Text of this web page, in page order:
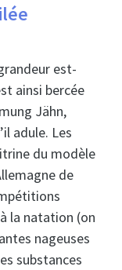
est-
ainsi bercée
Jähn,
adule. Les
du modèle
de
la natation (on
nageuses
substances